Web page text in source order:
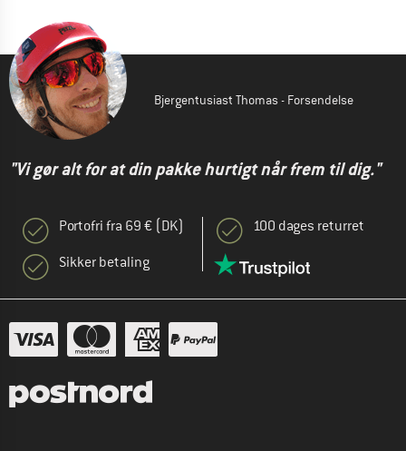
Bjergentusiast Thomas - Forsendelse
"Vi gør alt for at din pakke hurtigt når frem til dig."
Portofri fra 69 € (DK)
Sikker betaling
100 dages returret